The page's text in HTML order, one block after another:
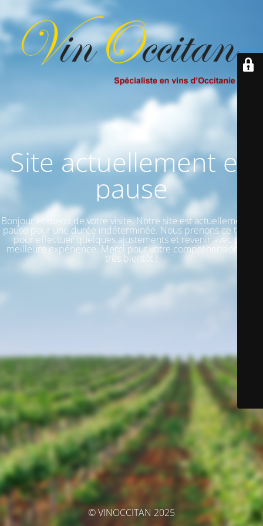
Site actuellement en
pause
Bonjour et merci de votre visite. Notre site est actuellement en
pause pour une durée indéterminée. Nous prenons ce temps
pour effectuer quelques ajustements et revenir avec une
meilleure expérience. Merci pour votre compréhension et à
très bientôt !
© VINOCCITAN 2025